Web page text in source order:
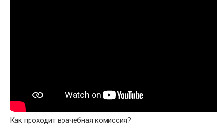
Как проходит врачебная комиссия?